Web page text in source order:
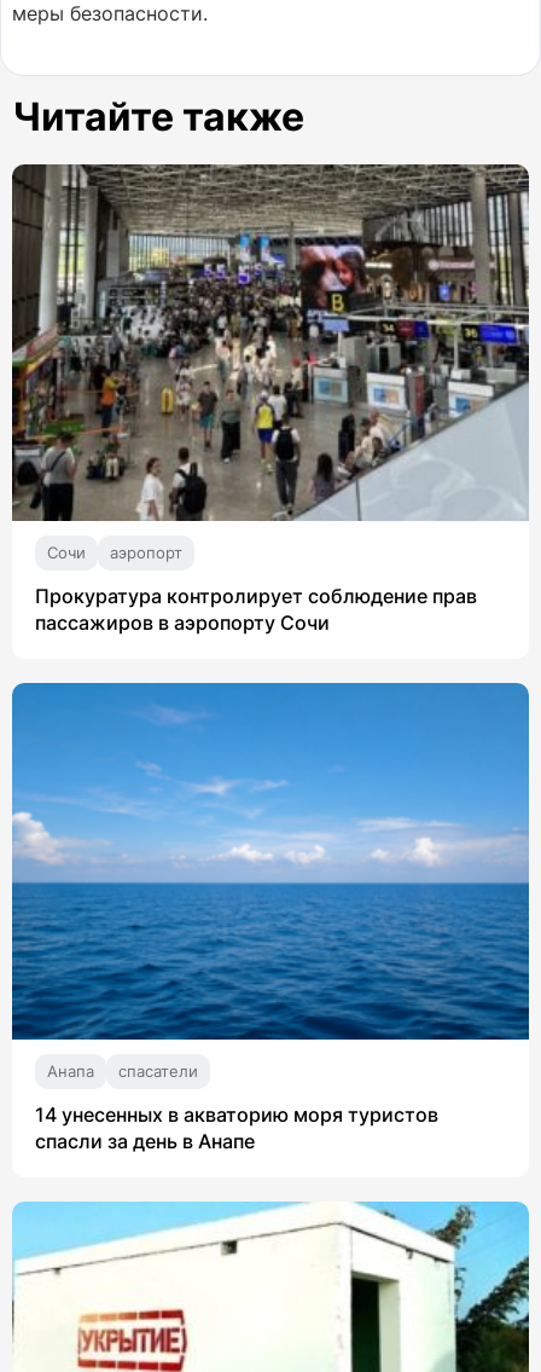
меры безопасности.
Читайте также
Сочи аэропорт
Прокуратура контролирует соблюдение прав
пассажиров в аэропорту Сочи
Анапа спасатели
14 унесенных в акваторию моря туристов
спасли за день в Анапе